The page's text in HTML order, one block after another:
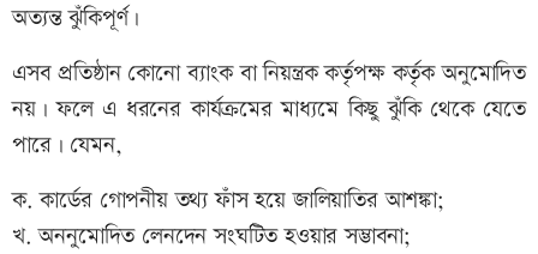
অত্যন্ত ঝুঁকিপূর্ণ।
এসব প্রতিষ্ঠান কোনো ব্যাংক বা নিয়ন্ত্রক কর্তৃপক্ষ কর্তৃক অনুমোদিত
নয়। ফলে এ ধরনের কার্যক্রমের মাধ্যমে কিছু ঝুঁকি থেকে যেতে
পারে। যেমন,
ক. কার্ডের গোপনীয় তথ্য ফাঁস হয়ে জালিয়াতির আশঙ্কা;
খ. অননুমোদিত লেনদেন সংঘটিত হওয়ার সম্ভাবনা;